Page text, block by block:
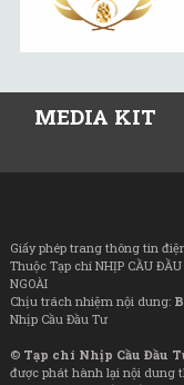
MEDIA KIT
Giấy phép trang thông tin
Thuộc Tạp chí NHỊP CẦU ĐẦU
NGOÀI
Chịu trách nhiệm nội dung:
Nhịp Cầu Đầu Tư
© Tạp chí Nhịp Cầu Đầu
được phát hành lại nội dung